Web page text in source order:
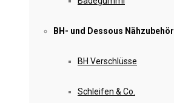
BH- und Dessous Nähzubehör
BH Verschlüsse
Schleifen & Co.